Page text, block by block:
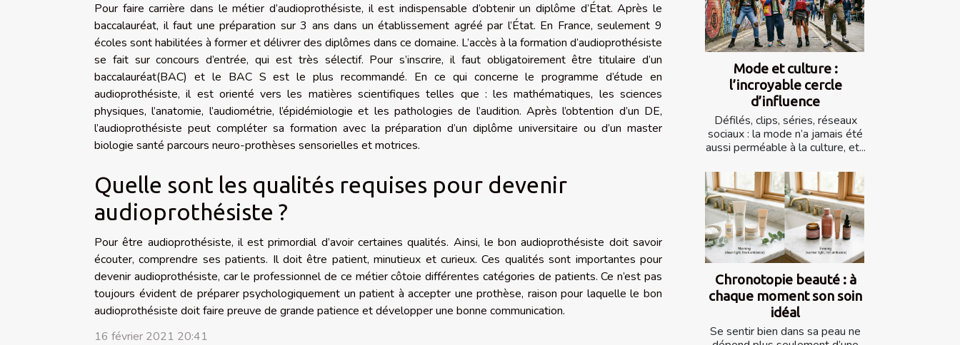
Pour faire carrière dans le métier d’audioprothésiste, il est indispensable d’obtenir un diplôme d’État. Après le
baccalauréat, il faut une préparation sur 3 ans dans un établissement agréé par l’État. En France, seulement 9
écoles sont habilitées à former et délivrer des diplômes dans ce domaine. L’accès à la formation d’audioprothésiste
se fait sur concours d’entrée, qui est très sélectif. Pour s’inscrire, il faut obligatoirement être titulaire d’un
baccalauréat(BAC) et le BAC S est le plus recommandé. En ce qui concerne le programme d’étude en
audioprothésiste, il est orienté vers les matières scientifiques telles que : les mathématiques, les sciences
physiques, l’anatomie, l’audiométrie, l’épidémiologie et les pathologies de l’audition. Après l’obtention d’un DE,
l’audioprothésiste peut compléter sa formation avec la préparation d’un diplôme universitaire ou d’un master
biologie santé parcours neuro-prothèses sensorielles et motrices.
Quelle sont les qualités requises pour devenir
audioprothésiste ?
Pour être audioprothésiste, il est primordial d’avoir certaines qualités. Ainsi, le bon audioprothésiste doit savoir
écouter, comprendre ses patients. Il doit être patient, minutieux et curieux. Ces qualités sont importantes pour
devenir audioprothésiste, car le professionnel de ce métier côtoie différentes catégories de patients. Ce n’est pas
toujours évident de préparer psychologiquement un patient à accepter une prothèse, raison pour laquelle le bon
audioprothésiste doit faire preuve de grande patience et développer une bonne communication.
16 février 2021 20:41
Mode et culture :
l’incroyable cercle
d’influence
Défilés, clips, séries, réseaux
sociaux : la mode n’a jamais été
aussi perméable à la culture, et...
Chronotopie beauté : à
chaque moment son soin
idéal
Se sentir bien dans sa peau ne